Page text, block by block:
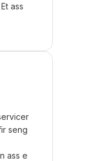
ass
seng
ass e